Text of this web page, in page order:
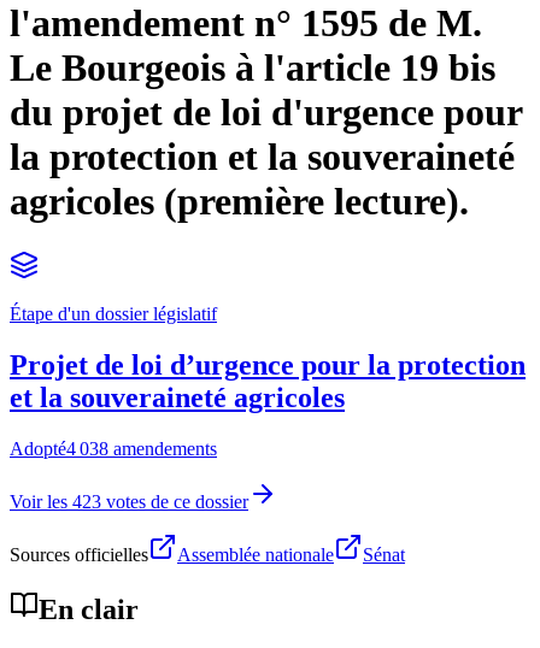
l'amendement n° 1595 de M.
Le Bourgeois à l'article 19 bis
du projet de loi d'urgence pour
la protection et la souveraineté
agricoles (première lecture).
Étape d'un dossier législatif
Projet de loi d’urgence pour la protection
et la souveraineté agricoles
Adopté4 038 amendements
Voir les 423 votes de ce dossier
Sources officielles Assemblée nationale Sénat
En clair